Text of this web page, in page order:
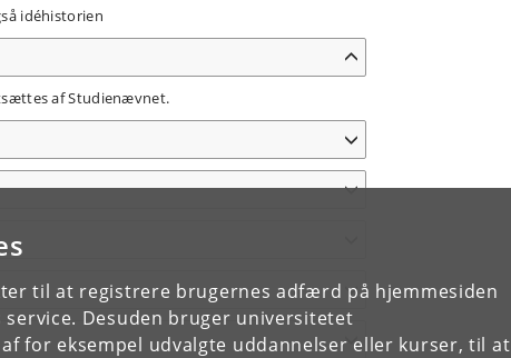
til at registrere brugernes adfærd på hjemmesiden
Desuden bruger universitetet
for eksempel udvalgte uddannelser eller kurser, til at
idéhistorien
af Studienævnet.